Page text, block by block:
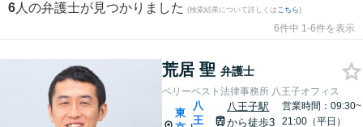
6 人の弁護士が見つかりました (検索結果について詳しくは こちら)
6件中 1-6件を表示
荒居 聖 弁護士
ベリーベスト法律事務所 八王子オフィス
東
八
王
八王子駅
から徒歩3
営業時間：09:30~
21:00（平日）